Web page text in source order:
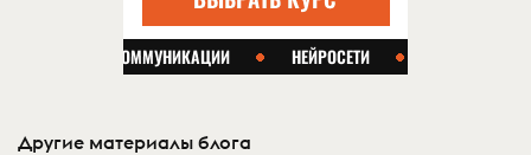
Другие материалы блога